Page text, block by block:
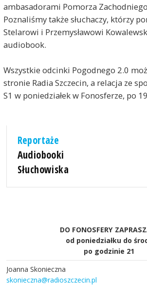
ambasadorami Pomorza
Poznaliśmy także słuchaczy, którzy
Stelarowi i Przemysławowi
audiobook.
Wszystkie odcinki Pogodnego 2.0
stronie Radia Szczecin, a relacja ze
S1 w poniedziałek w Fonosferze, po
Reportaże
Audiobooki
Słuchowiska
DO FONOSFERY
od poniedziałku do
po godzinie 21
Joanna Skonieczna
skonieczna@radioszczecin.pl